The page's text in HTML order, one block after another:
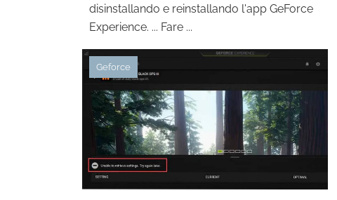
disinstallando e reinstallando l'app GeForce
Experience. ... Fare ...
Geforce